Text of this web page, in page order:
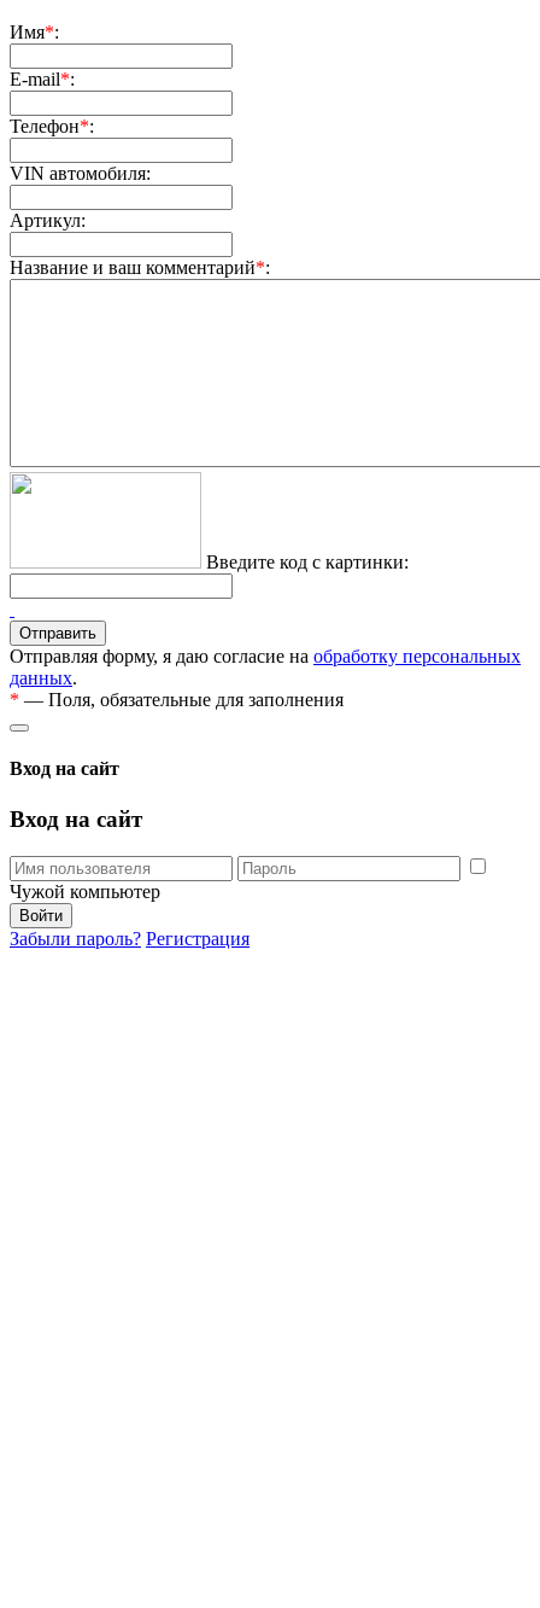
Имя*:
E-mail*:
Телефон*:
VIN автомобиля:
Артикул:
Название и ваш комментарий*:
Введите код с картинки:
Отправляя форму, я даю согласие на обработку персональных
данных.
* — Поля, обязательные для заполнения
Вход на сайт
Вход на сайт
Чужой компьютер
Забыли пароль? Регистрация